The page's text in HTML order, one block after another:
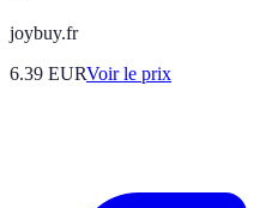
joybuy.fr
6.39 EURVoir le prix